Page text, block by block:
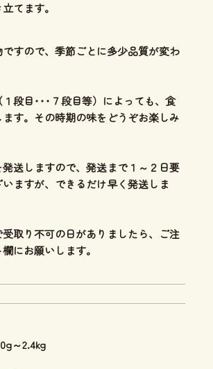
てます。
ですので、季節ごとに多少品質が変わ
段目･･･７段目等）によっても、食
す。その時期の味をどうぞお楽しみ
送しますので、発送まで１～２日要
ますが、できるだけ早く発送しま
取り不可の日がありましたら、ご注
にお願いします。
～2.4kg